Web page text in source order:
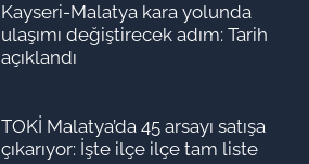
Kayseri-Malatya kara yolunda
ulaşımı değiştirecek adım: Tarih
açıklandı
TOKİ Malatya’da 45 arsayı satışa
çıkarıyor: İşte ilçe ilçe tam liste